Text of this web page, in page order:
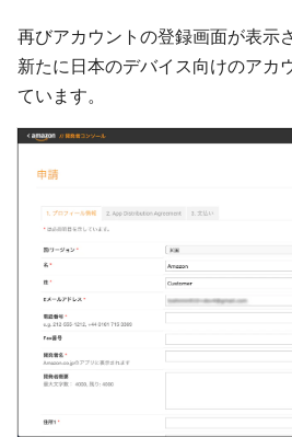
再びアカウントの登録画面が表示
新たに日本のデバイス向けのアカ
ています。